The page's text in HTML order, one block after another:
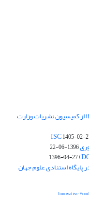
دریافت رتبه ارزیابی "بین المللی" در سال ۱۴۰۴ از کمیسیون نشریات وزارت
1405-02-
1396-06-22
1396-04-27
استنادی علوم جهان